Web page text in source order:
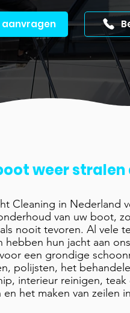
weer stralen
Cleaning in Nederland
van uw boot,
nooit tevoren. Al vele
hebben hun jacht aan ons
een grondige
polijsten, het
interieur reinigen,
het maken van zeilen